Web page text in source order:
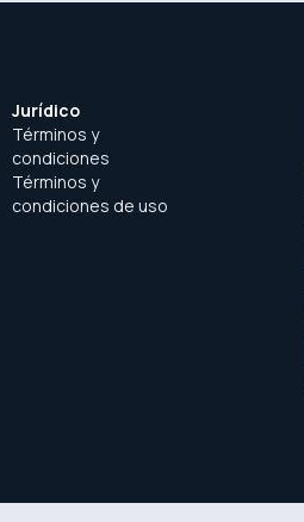
Jurídico
Términos y
condiciones
Términos y
condiciones de uso